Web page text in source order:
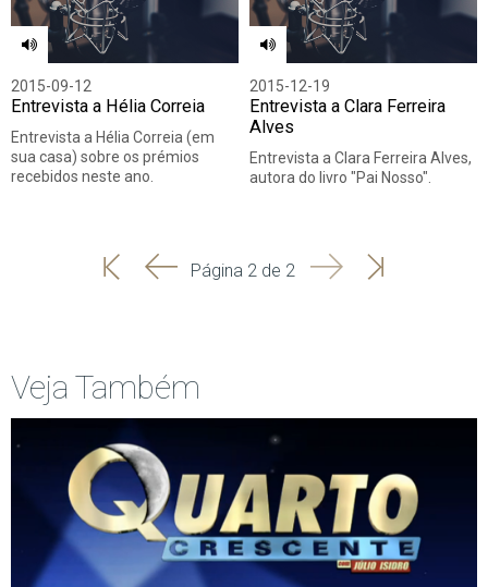
2015-09-12
Entrevista a Hélia Correia
Entrevista a Hélia Correia (em
sua casa) sobre os prémios
recebidos neste ano.
2015-12-19
Entrevista a Clara Ferreira
Alves
Entrevista a Clara Ferreira Alves,
autora do livro "Pai Nosso".
'
'
Página 2 de 2 SeguinteÚltima
Veja Também